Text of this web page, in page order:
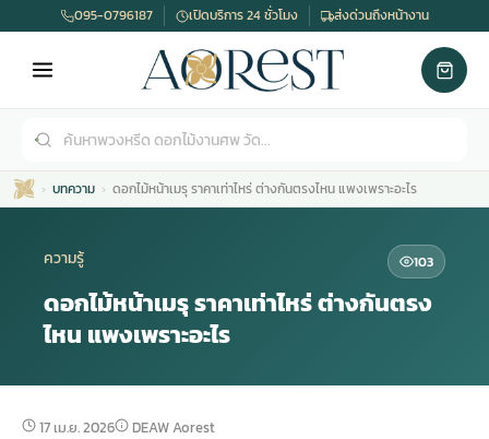
ดอกไม้หน้าศพ
พวงหรีด กรุงเทพ
ไม้งานแต่ง
พวงหรีดพัดลม
รับจัดงานศพ
095-0796187 เปิดบริการ 24 ชั่วโมง ส่งด่วนถึงหน้างาน
บทความ ดอกไม้หน้าเมรุ ราคาเท่าไหร่ ต่างกันตรงไหน แพงเพราะอะไร
ความรู้ 103
ดอกไม้หน้าเมรุ ราคาเท่าไหร่ ต่างกันตรง
ไหน แพงเพราะอะไร
17 เม.ย. 2026 DEAW Aorest